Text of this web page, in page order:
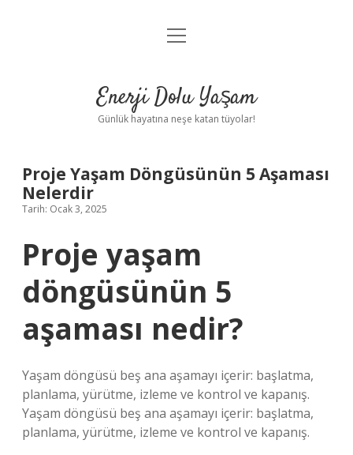
Anasayfa
Yasal Uyarı
menüyü
Enerji Dolu Yaşam
Günlük hayatına neşe katan tüyolar!
Proje Yaşam Döngüsünün 5 Aşaması
Nelerdir
Tarih: Ocak 3, 2025
Proje yaşam
döngüsünün 5
aşaması nedir?
Yaşam döngüsü beş ana aşamayı içerir: başlatma,
planlama, yürütme, izleme ve kontrol ve kapanış.
Yaşam döngüsü beş ana aşamayı içerir: başlatma,
planlama, yürütme, izleme ve kontrol ve kapanış.